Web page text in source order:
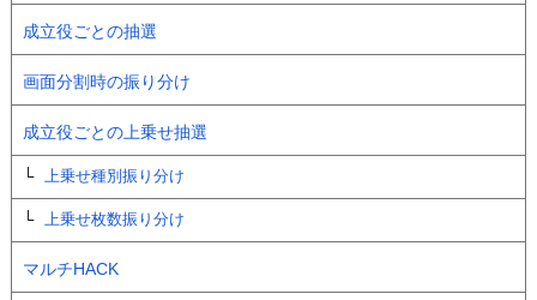
成立役ごとの抽選
画面分割時の振り分け
成立役ごとの上乗せ抽選
上乗せ種別振り分け
上乗せ枚数振り分け
マルチHACK